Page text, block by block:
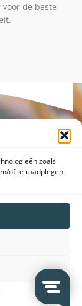
zoals
of te raadplegen.
de beste